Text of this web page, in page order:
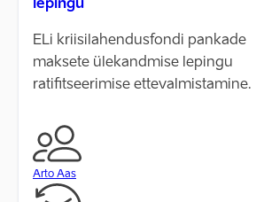
lepingu
ELi kriisilahendusfondi pankade
maksete ülekandmise lepingu
ratifitseerimise ettevalmistamine.
Arto Aas